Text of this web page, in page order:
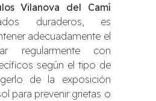
Vilanova del Camí
duraderos, es
adecuadamente el
regularmente con
según el tipo de
de la exposición
para prevenir grietas o